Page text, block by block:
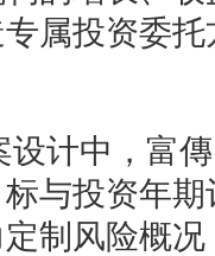
属投资委托
设计中，富
与投资年
制风险概